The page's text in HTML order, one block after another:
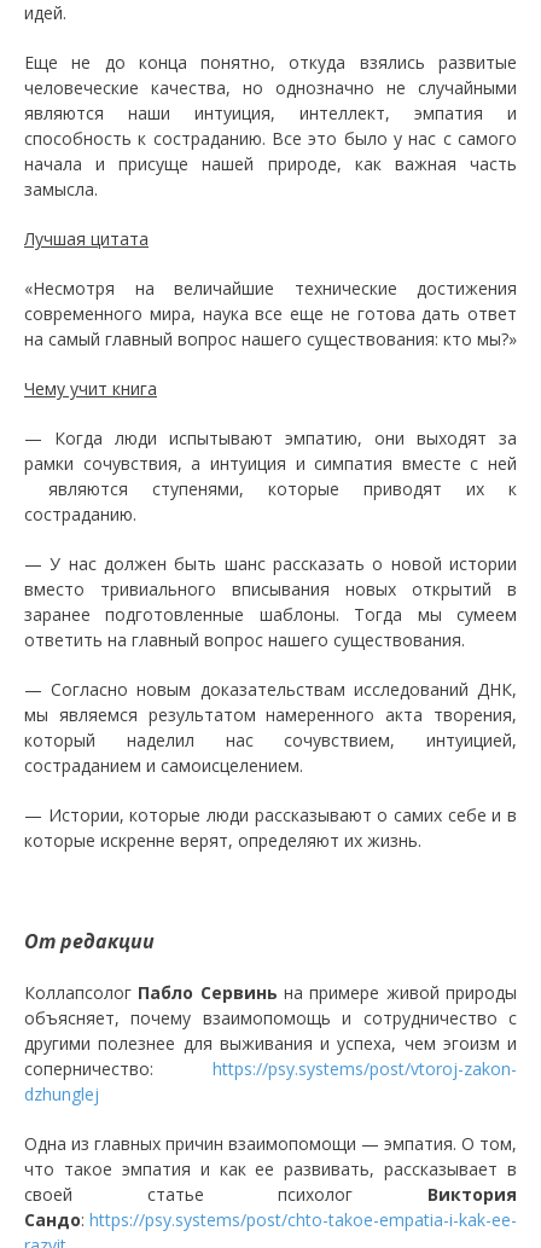
идей.
Еще не до конца понятно, откуда взялись развитые
человеческие качества, но однозначно не случайными
являются наши интуиция, интеллект, эмпатия и
способность к состраданию. Все это было у нас с самого
начала и присуще нашей природе, как важная часть
замысла.
Лучшая цитата
«Несмотря на величайшие технические достижения
современного мира, наука все еще не готова дать ответ
на самый главный вопрос нашего существования: кто мы?»
Чему учит книга
— Когда люди испытывают эмпатию, они выходят за
рамки сочувствия, а интуиция и симпатия вместе с ней
являются ступенями, которые приводят их к
состраданию.
— У нас должен быть шанс рассказать о новой истории
вместо тривиального вписывания новых открытий в
заранее подготовленные шаблоны. Тогда мы сумеем
ответить на главный вопрос нашего существования.
— Согласно новым доказательствам исследований ДНК,
мы являемся результатом намеренного акта творения,
который наделил нас сочувствием, интуицией,
состраданием и самоисцелением.
— Истории, которые люди рассказывают о самих себе и в
которые искренне верят, определяют их жизнь.
От редакции
Коллапсолог Пабло Сервинь на примере живой природы
объясняет, почему взаимопомощь и сотрудничество с
другими полезнее для выживания и успеха, чем эгоизм и
соперничество: https://psy.systems/post/vtoroj-zakon-
dzhunglej
Одна из главных причин взаимопомощи — эмпатия. О том,
что такое эмпатия и как ее развивать, рассказывает в
своей статье психолог Виктория
Сандо: https://psy.systems/post/chto-takoe-empatia-i-kak-ee-